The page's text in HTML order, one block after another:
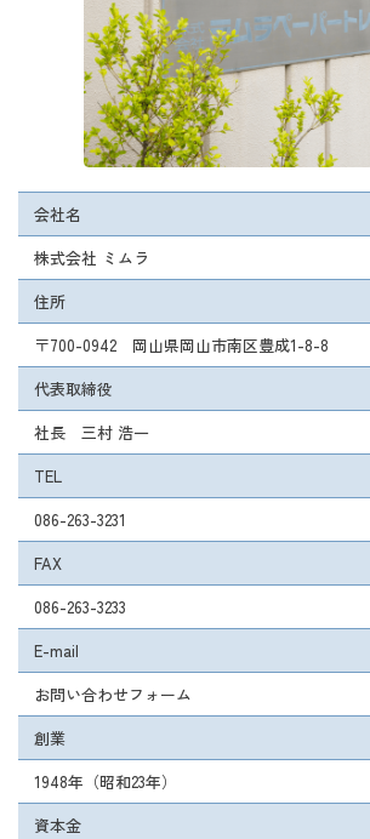
会社名
株式会社 ミムラ
住所
〒700-0942 岡山県岡山市南区豊成1-8-8
代表取締役
社長 三村 浩一
TEL
086-263-3231
FAX
086-263-3233
E-mail
お問い合わせフォーム
創業
1948年（昭和23年）
資本金